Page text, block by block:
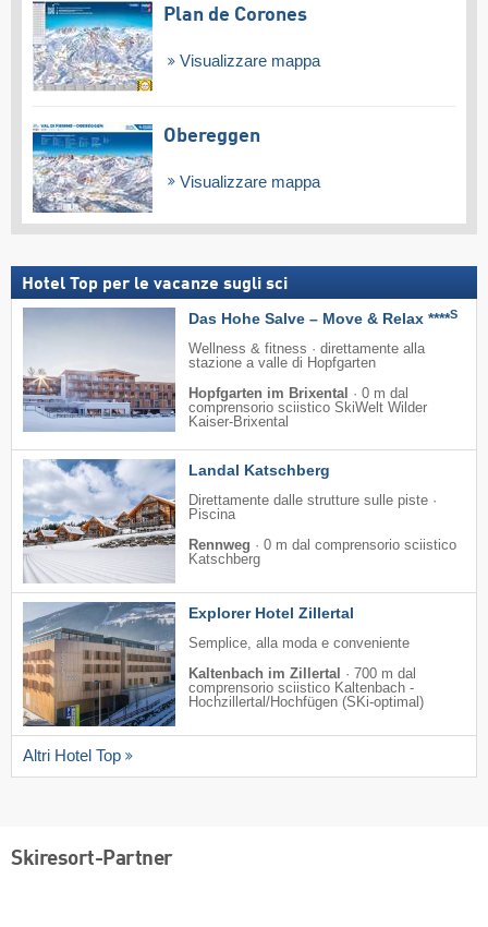
Plan de Corones
Visualizzare mappa
Obereggen
Visualizzare mappa
Hotel Top per le vacanze sugli sci
Das Hohe Salve – Move & Relax ****S
Wellness & fitness · direttamente alla
stazione a valle di Hopfgarten
Hopfgarten im Brixental · 0 m dal
comprensorio sciistico SkiWelt Wilder
Kaiser-Brixental
Landal Katschberg
Direttamente dalle strutture sulle piste ·
Piscina
Rennweg · 0 m dal comprensorio sciistico
Katschberg
Explorer Hotel Zillertal
Semplice, alla moda e conveniente
Kaltenbach im Zillertal · 700 m dal
comprensorio sciistico Kaltenbach -
Hochzillertal/​Hochfügen (SKi-optimal)
Altri Hotel Top
Skiresort-Partner